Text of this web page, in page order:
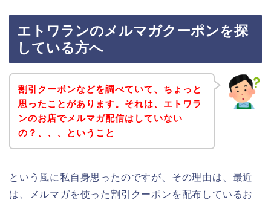
エトワランのメルマガクーポンを探
している方へ
割引クーポンなどを調べていて、ちょっと
思ったことがあります。それは、エトワラ
ンのお店でメルマガ配信はしていない
の？、、、ということ
という風に私自身思ったのですが、その理由は、最近
は、メルマガを使った割引クーポンを配布しているお